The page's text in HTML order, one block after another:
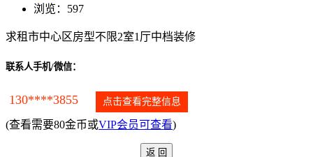
浏览：597
求租市中心区房型不限2室1厅中档装修
联系人手机/微信：
130****3855 点击查看完整信息
(查看需要80金币或VIP会员可查看)